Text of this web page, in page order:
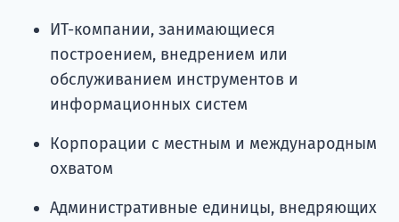
ИТ-компании, занимающиеся
построением, внедрением или
обслуживанием инструментов и
информационных систем
Корпорации с местным и международным
охватом
Административные единицы, внедряющих